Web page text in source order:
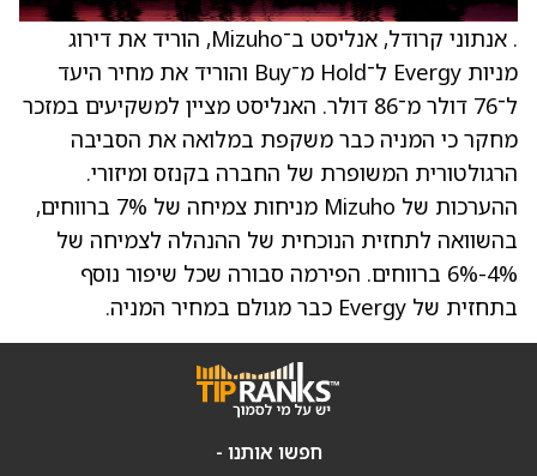
. אנתוני קרודל, אנליסט ב־Mizuho, הוריד את דירוג
מניות Evergy ל־Hold מ־Buy והוריד את מחיר היעד
ל־76 דולר מ־86 דולר. האנליסט מציין למשקיעים במזכר
מחקר כי המניה כבר משקפת במלואה את הסביבה
הרגולטורית המשופרת של החברה בקנזס ומיזורי.
ההערכות של Mizuho מניחות צמיחה של 7% ברווחים,
בהשוואה לתחזית הנוכחית של ההנהלה לצמיחה של
4%-6% ברווחים. הפירמה סבורה שכל שיפור נוסף
בתחזית של Evergy כבר מגולם במחיר המניה.
חפשו אותנו -